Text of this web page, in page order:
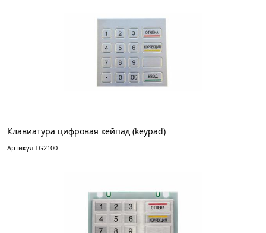
Клавиатура цифровая кейпад (keypad)
Артикул TG2100